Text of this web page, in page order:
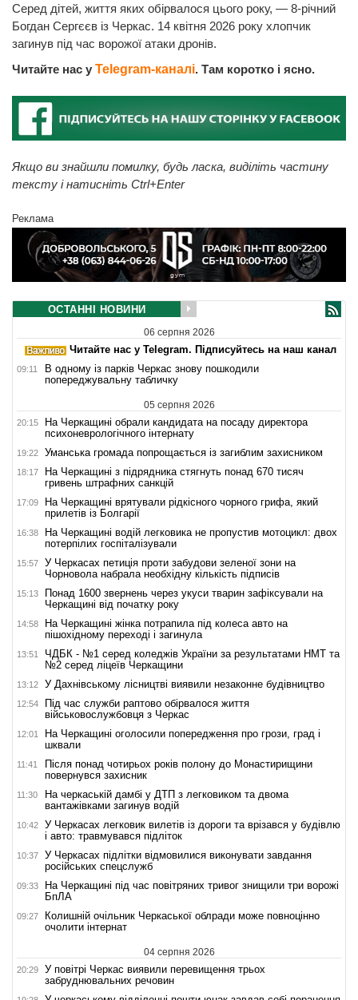
Серед дітей, життя яких обірвалося цього року, — 8-річний
Богдан Сергєєв із Черкас. 14 квітня 2026 року хлопчик
загинув під час ворожої атаки дронів.
Читайте нас у Telegram-каналі. Там коротко і ясно.
Якщо ви знайшли помилку, будь ласка, виділіть частину
тексту і натисніть Ctrl+Enter
Реклама
ОСТАННІ НОВИНИ
06 серпня 2026
Читайте нас у Telegram. Підписуйтесь на наш канал
09:11
В одному із парків Черкас знову пошкодили
попереджувальну табличку
05 серпня 2026
20:15
На Черкащині обрали кандидата на посаду директора
психоневрологічного інтернату
19:22 Уманська громада попрощається із загиблим захисником
18:17
На Черкащині з підрядника стягнуть понад 670 тисяч
гривень штрафних санкцій
17:09
На Черкащині врятували рідкісного чорного грифа, який
прилетів із Болгарії
16:38
На Черкащині водій легковика не пропустив мотоцикл: двох
потерпілих госпіталізували
15:57
У Черкасах петиція проти забудови зеленої зони на
Чорновола набрала необхідну кількість підписів
15:13
Понад 1600 звернень через укуси тварин зафіксували на
Черкащині від початку року
14:58
На Черкащині жінка потрапила під колеса авто на
пішохідному переході і загинула
13:51
ЧДБК - №1 серед коледжів України за результатами НМТ та
№2 серед ліцеїв Черкащини
13:12 У Дахнівському лісництві виявили незаконне будівництво
12:54
Під час служби раптово обірвалося життя
військовослужбовця з Черкас
12:01
На Черкащині оголосили попередження про грози, град і
шквали
11:41
Після понад чотирьох років полону до Монастирищини
повернувся захисник
11:30
На черкаській дамбі у ДТП з легковиком та двома
вантажівками загинув водій
10:42
У Черкасах легковик вилетів із дороги та врізався у будівлю
і авто: травмувався підліток
10:37
У Черкасах підлітки відмовилися виконувати завдання
російських спецслужб
09:33
На Черкащині під час повітряних тривог знищили три ворожі
БпЛА
09:27
Колишній очільник Черкаської облради може повноцінно
очолити інтернат
04 серпня 2026
20:29
У повітрі Черкас виявили перевищення трьох
забруднювальних речовин